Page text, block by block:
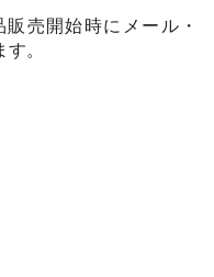
売開始時にメール・
。